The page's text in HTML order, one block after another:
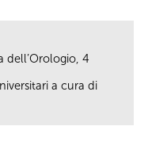
dell’Orologio, 4
a cura di